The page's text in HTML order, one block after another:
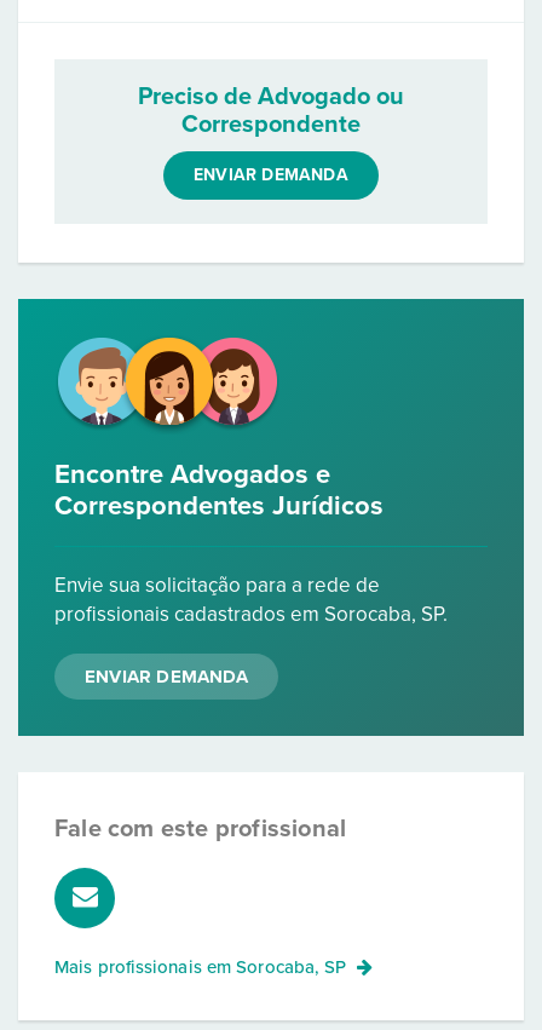
Preciso de Advogado ou
Correspondente
ENVIAR DEMANDA
Encontre Advogados e
Correspondentes Jurídicos
Envie sua solicitação para a rede de
profissionais cadastrados em Sorocaba, SP.
ENVIAR DEMANDA
Fale com este profissional
Mais profissionais emSorocaba, SP